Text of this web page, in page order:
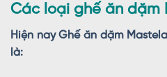
Các loại ghế ăn dặm
Hiện nay Ghế ăn dặm
là: